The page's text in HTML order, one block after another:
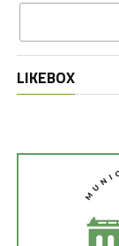
LIKEBOX